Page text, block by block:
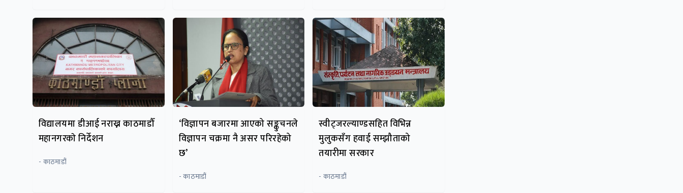
विद्यालयमा डीआई नराख्न काठमाडौँ
महानगरकाे निर्देशन
- काठमाडौं
‘विज्ञापन बजारमा आएको सङ्कुचनले
विज्ञापन चक्रमा नै असर परिरहेको
छ’
- काठमाडौं
स्वीट्जरल्याण्डसहित विभिन्न
मुलुकसँग हवाई सम्झौताको
तयारीमा सरकार
- काठमाडौं